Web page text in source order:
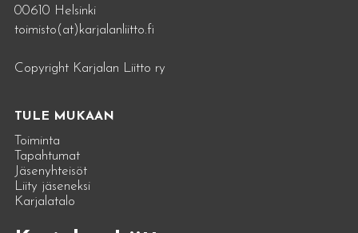
00610 Helsinki
toimisto(at)karjalanliitto.fi
Copyright Karjalan Liitto ry
TULE MUKAAN
Toiminta
Tapahtumat
Jäsenyhteisöt
Liity jäseneksi
Karjalatalo